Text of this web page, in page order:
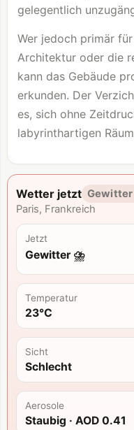
gelegentlich
Wer jedoch primär
Architektur oder die
kann das Gebäude
erkunden. Der
es, sich ohne
labyrinthartigen
Wetter jetzt Gewitter
Paris, Frankreich
Jetzt
Gewitter ⛈️
Temperatur
23°C
Sicht
Schlecht
Aerosole
Staubig · AOD 0.41